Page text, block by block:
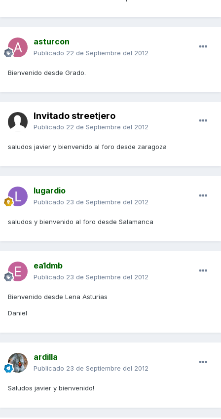
asturcon
Publicado 22 de Septiembre del 2012
Bienvenido desde Grado.
Invitado streetjero
Publicado 22 de Septiembre del 2012
saludos javier y bienvenido al foro desde zaragoza
lugardio
Publicado 23 de Septiembre del 2012
saludos y bienvenido al foro desde Salamanca
ea1dmb
Publicado 23 de Septiembre del 2012
Bienvenido desde Lena Asturias
Daniel
ardilla
Publicado 23 de Septiembre del 2012
Saludos javier y bienvenido!